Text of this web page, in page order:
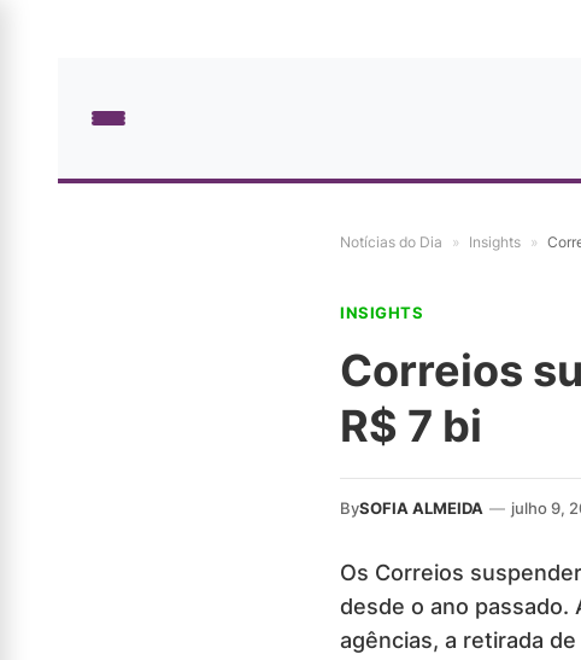
Notícias do Dia » Insights »
INSIGHTS
Correios
R$ 7 bi
BySOFIA ALMEIDA — julho 9,
Os Correios
desde o ano
agências, a retirada